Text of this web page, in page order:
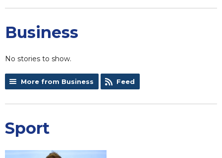
Business
No stories to show.
More from Business Feed
Sport